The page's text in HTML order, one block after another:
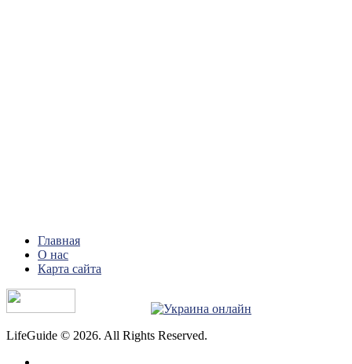
Главная
О нас
Карта сайта
LifeGuide © 2026. All Rights Reserved.